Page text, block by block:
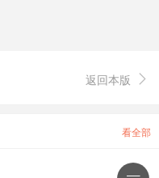
返回本版 
看全部